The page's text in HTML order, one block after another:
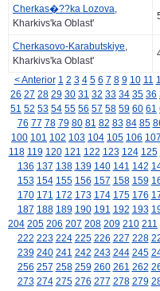
Cherkas�??ka Lozova,
Kharkivs'ka Oblast'
Cherkasovo-Karabutskiye,
Kharkivs'ka Oblast'
< Anterior 1 2 3 4 5 6 7 8 9 10 11
26 27 28 29 30 31 32 33 34 35 36
51 52 53 54 55 56 57 58 59 60 61
76 77 78 79 80 81 82 83 84 85
100 101 102 103 104 105 106 107
118 119 120 121 122 123 124 125
136 137 138 139 140 141 142
153 154 155 156 157 158 159
170 171 172 173 174 175 176
187 188 189 190 191 192 193
204 205 206 207 208 209 210 211
222 223 224 225 226 227 228
239 240 241 242 243 244 245
256 257 258 259 260 261 262
273 274 275 276 277 278 279